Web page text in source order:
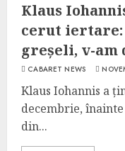
Klaus
cerut iertare:
greșeli, v-am
CABARET NEWS
Klaus Iohannis a
decembrie,
din...